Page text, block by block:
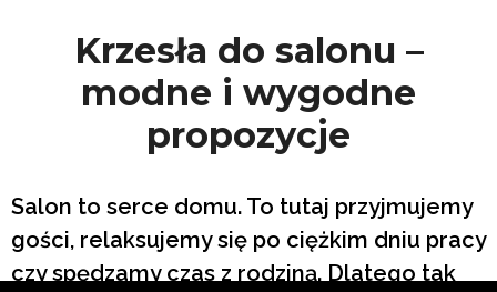
Krzesła do salonu –
modne i wygodne
propozycje
Salon to serce domu. To tutaj przyjmujemy
gości, relaksujemy się po ciężkim dniu pracy
czy spędzamy czas z rodziną. Dlatego tak